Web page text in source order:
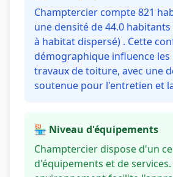
Champtercier compte 821
une densité de 44.0
à habitat dispersé) . Cette
démographique influence les
travaux de toiture, avec une
soutenue pour l'entretien et
🏪 Niveau d'équipements
Champtercier dispose d'un
d'équipements et de services.